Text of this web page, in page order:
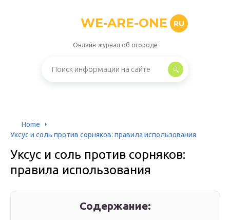
WE-ARE-ONE RU
Онлайн-журнал об огороде
Home
Уксус и соль против сорняков: правила использования
Уксус и соль против сорняков:
правила использования
Содержание: